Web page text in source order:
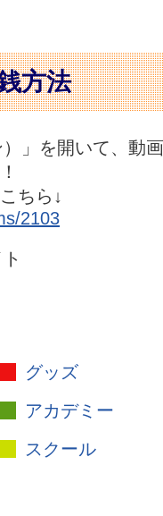
方法
」を開いて、動
ちら↓
2103
グッズ
アカデミー
スクール